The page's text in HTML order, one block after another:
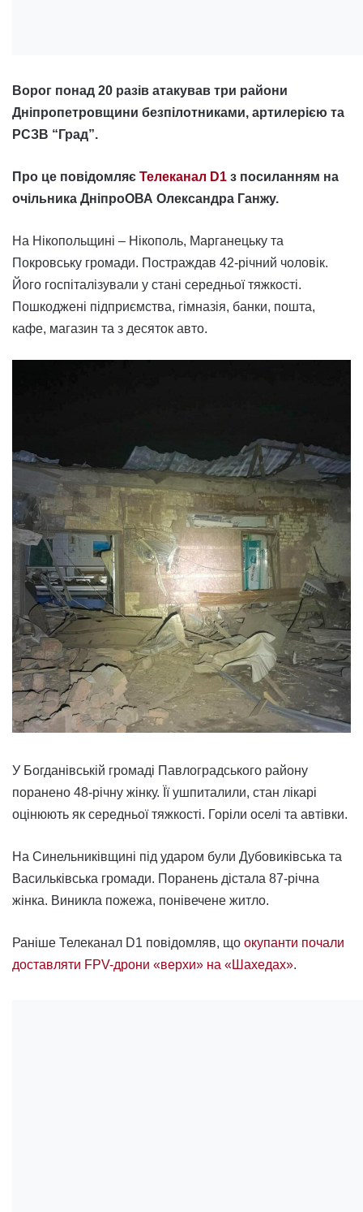
Ворог понад 20 разів атакував три райони
Дніпропетровщини безпілотниками, артилерією та
РСЗВ “Град”.
Про це повідомляє Телеканал D1 з посиланням на
очільника ДніпроОВА Олександра Ганжу.
На Нікопольщині – Нікополь, Марганецьку та
Покровську громади. Постраждав 42-річний чоловік.
Його госпіталізували у стані середньої тяжкості.
Пошкоджені підприємства, гімназія, банки, пошта,
кафе, магазин та з десяток авто.
У Богданівській громаді Павлоградського району
поранено 48-річну жінку. Її ушпиталили, стан лікарі
оцінюють як середньої тяжкості. Горіли оселі та автівки.
На Синельниківщині під ударом були Дубовиківська та
Васильківська громади. Поранень дістала 87-річна
жінка. Виникла пожежа, понівечене житло.
Раніше Телеканал D1 повідомляв, що окупанти почали
доставляти FPV-дрони «верхи» на «Шахедах».